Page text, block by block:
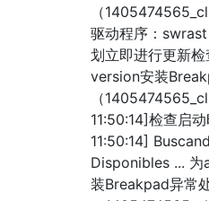
（
驱动程序：
划立即进行更新
version安装
（
11:50:14]检查启
11:50:14]
Disponibles ...
装Breakpad异常